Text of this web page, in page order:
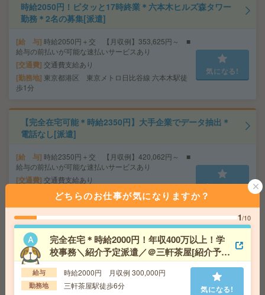
時給2050円！ピタッと17時終業＊六本木ヒルズ森タワー
勤務＊2名の募集[派遣]
給 与 時給2050円＋交 【月収例】353,625円～ ■
給与の前払いが可能な速払いサービスあり
交通費 交通費支給あり
勤務地 東京都港区 東京メトロ日比谷線 六本木駅徒
歩1分
気になる!
【完全在宅可能＊時給2350円】大手企業でデータ抽出＊
電話なし[派遣]
給 与 時給2350円＋交 【月収例】420,062円～ ■
給与の前払いが可能な速払いサービスあり
交通費 交通費支給あり
東京都港区 東京メトロ銀座線 溜池山王駅徒
歩1分、東京メトロ千代田線 国会議事堂前駅徒歩1分
気になる!
正社員予定＊年収450万円以上＊賞与2回あり＊請求書発
行など[正社員への紹介予定派遣]
給 与 時給1900円＋交 【月収例】327,750円～ ■
給与の前払いが可能な速払いサービスあり
どちらのお仕事が気になりますか？
1/10
完全在宅＊時給2000円！年収400万以上！学
校事務＼紹介予定派遣／＠三軒茶屋[紹介予定
派遣]
給与 時給2000円 月収例 300,000円
勤務地 三軒茶屋駅徒歩6分 気になる!